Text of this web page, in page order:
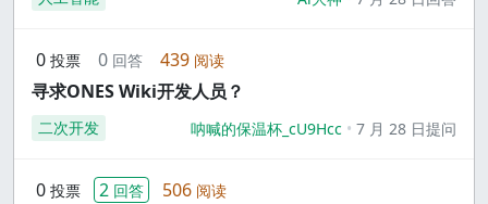
0 投票 0 回答 439 阅读
寻求ONES Wiki开发人员？
二次开发 呐喊的保温杯_cU9Hcc 7 月 28 日提问
0 投票 2 回答 506 阅读